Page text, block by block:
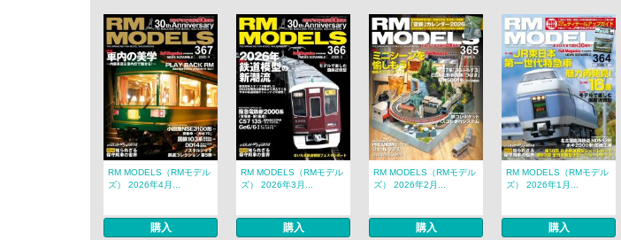
RM MODELS（RMモデル
ズ） 2026年4月...
購入
RM MODELS（RMモデル
ズ） 2026年3月...
購入
RM MODELS（RMモデル
ズ） 2026年2月...
購入
RM MODELS（RMモデル
ズ） 2026年1月...
購入